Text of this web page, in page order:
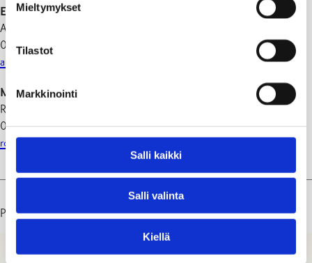
Mieltymykset
Tilastot
Markkinointi
Salli kaikki
Salli valinta
Kiellä
Elinkeinojohtaja
Anna Mäkelä
019 289 2002
anna.makela@raasepori.fi
Mittauspäällikkö
Roger Nyberg
019 289 3821
roger.nyberg@raasepori.fi
Päivitetty: 07.07.26